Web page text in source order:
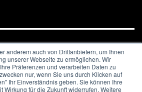
anderem auch von Drittanbietern, um Ihnen
unserer Webseite zu ermöglichen. Wir
Präferenzen und verarbeiten Daten zu
nur, wenn Sie uns durch Klicken auf
Ihr Einverständnis geben. Sie können Ihre
Wirkung für die Zukunft widerrufen. Weitere
NEWSLETTER
IMPRESSUM
2020. All Rights Reserved.